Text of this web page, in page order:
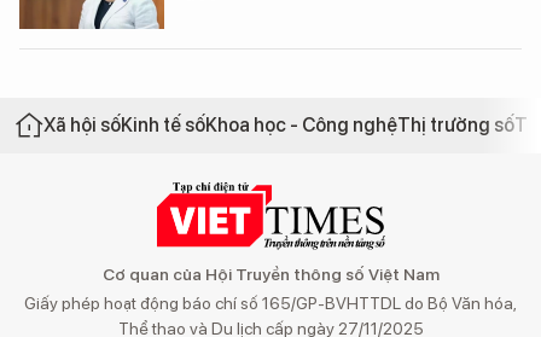
Xã hội sốKinh tế sốKhoa học - Công nghệThị trường số
Cơ quan của Hội Truyền thông số Việt Nam
Giấy phép hoạt động báo chí số 165/GP-BVHTTDL do Bộ Văn hóa,
Thể thao và Du lịch cấp ngày 27/11/2025